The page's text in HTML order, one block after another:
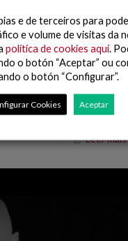
la transición
una planta
de Lüderitz, Namibia, se
parque solar fotovoltaico
de[…]
Leer máis
e de terceiros para
e volume de visitas da
política de cookies aquí.
o botón “Aceptar” ou
o botón “Configurar”.
Cookies Aceptar